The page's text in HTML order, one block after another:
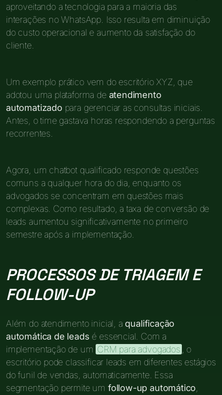
aproveitando a tecnologia para a maioria das
interações no WhatsApp. Isso resulta em diminuição
do custo operacional e aumento da satisfação do
cliente.
Um exemplo prático vem do escritório XYZ, que
adotou uma plataforma de atendimento
automatizado para gerenciar as consultas iniciais.
Antes, o time gastava horas respondendo a perguntas
recorrentes.
Agora, um chatbot qualificado responde questões
comuns a qualquer hora do dia, enquanto os
advogados se concentram em questões mais
complexas. Como resultado, a taxa de conversão de
leads aumentou significativamente no primeiro
semestre após a implementação.
PROCESSOS DE TRIAGEM E
FOLLOW-UP
Além do atendimento inicial, a qualificação
automática de leads é essencial. Com a
implementação de um CRM para advogados , o
escritório pode classificar leads em diferentes estágios
do funil de vendas, automaticamente. Essa
segmentação permite um follow-up automático,